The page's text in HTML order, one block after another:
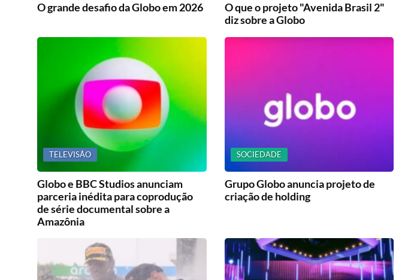
O grande desafio da Globo em 2026
O que o projeto "Avenida Brasil 2"
diz sobre a Globo
TELEVISÃO
Globo e BBC Studios anunciam
parceria inédita para coprodução
de série documental sobre a
Amazônia
SOCIEDADE
Grupo Globo anuncia projeto de
criação de holding